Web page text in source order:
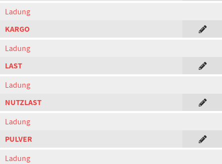
Ladung
KARGO
Ladung
LAST
Ladung
NUTZLAST
Ladung
PULVER
Ladung